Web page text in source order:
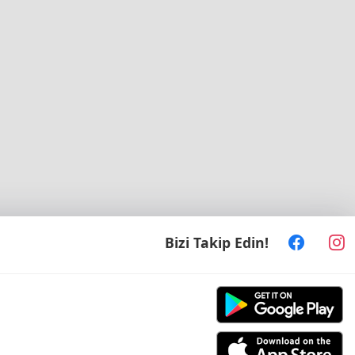
Bizi Takip Edin!